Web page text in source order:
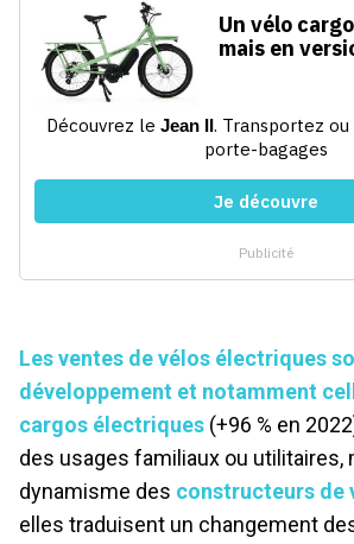
Les ventes de vélos électriques
développement et notamment
cargos électriques (+96 % en
des usages familiaux ou utilitaires,
dynamisme des constructeurs de
elles traduisent un changement